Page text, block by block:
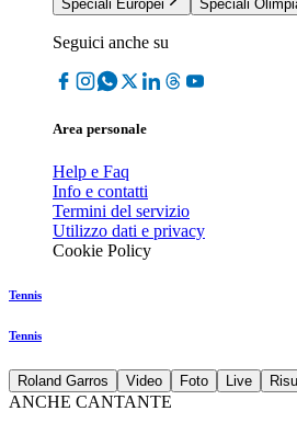
Speciali Europei
Speciali
Seguici anche su
Area personale
Help e Faq
Info e contatti
Termini del servizio
Utilizzo dati e privacy
Cookie Policy
Tennis
Tennis
Roland Garros Video Foto Live
ANCHE CANTANTE